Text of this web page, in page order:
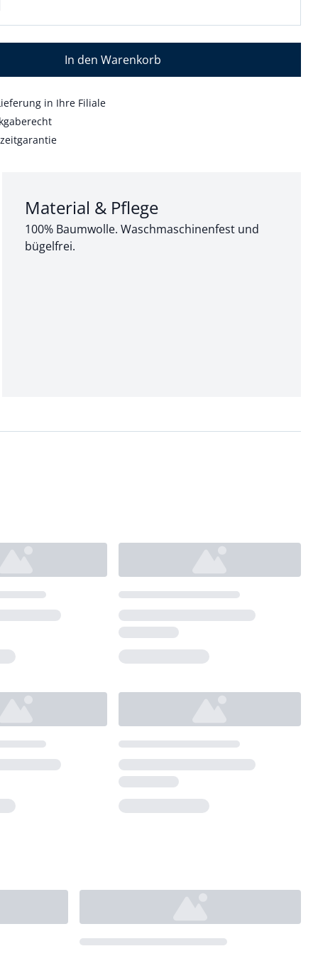
In den Warenkorb
in Ihre Filiale
Abschnitt 3 von 3:
Material & Pflege
100% Baumwolle. Waschmaschinenfest und
bügelfrei.